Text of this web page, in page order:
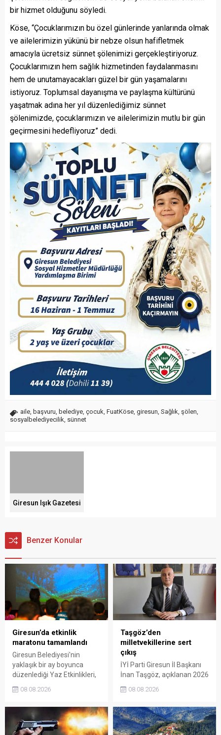
bir hizmet olduğunu söyledi.
Köse, “Çocuklarımızın bu özel günlerinde yanlarında olmak
ve ailelerimizin yükünü bir nebze olsun hafifletmek
amacıyla ücretsiz sünnet şölenimizi gerçekleştiriyoruz.
Çocuklarımızın hem sağlık hizmetinden faydalanmasını
hem de unutamayacakları güzel bir gün yaşamalarını
istiyoruz. Toplumsal dayanışma ve paylaşma kültürünü
yaşatmak adına her yıl düzenlediğimiz sünnet
şölenimizde, çocuklarımızın ve ailelerimizin mutlu bir gün
geçirmesini hedefliyoruz” dedi.
aile, başvuru, belediye, çocuk, FuatKöse, giresun, Sağlık, şölen,
sosyalbelediyecilik, sünnet
Giresun Işık Gazetesi
Benzer Konular
Giresun’da etkinlik
maratonu tamamlandı
Giresun Belediyesi'nin
yaklaşık bir ay boyunca
düzenlediği Yaz Etkinlikleri,
sanat ve eğlenceyle
organizasyonun ardından
Kadın El Emeği Pazarı'nın
08.08.2026
Taşgöz’den
milletvekillerine sert
çıkış
İYİ Parti Giresun İl Başkanı
İnan Taşgöz, açıklanan 2026
üzerinden iktidar
eleştirdi. Taşgöz, üreticinin
emeğinin karşılığını
08.08.2026